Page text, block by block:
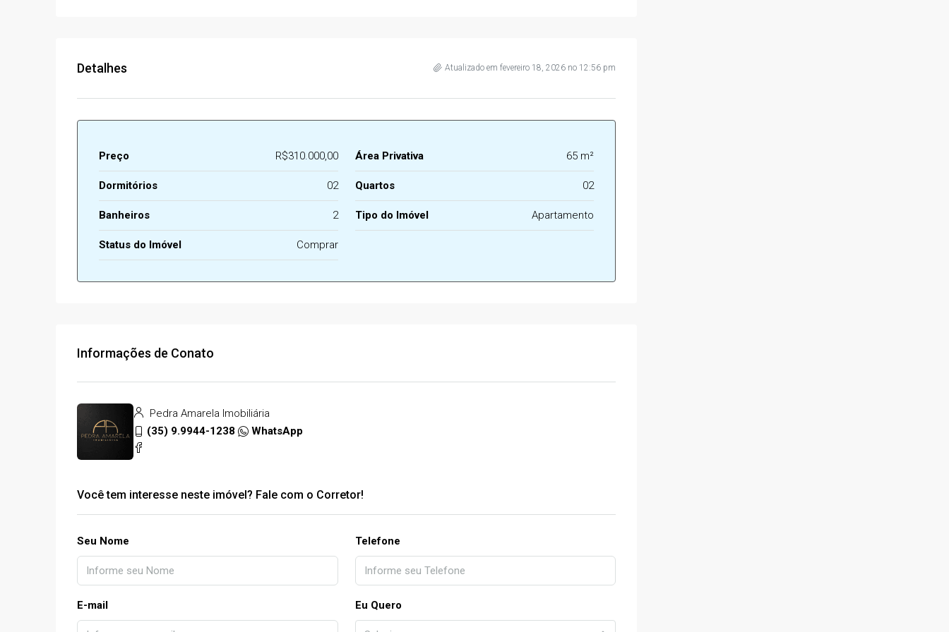
Detalhes Atualizado em fevereiro 18, 2026 no 12:56 pm
Preço R$310.000,00 Área Privativa 65 m²
Dormitórios 02 Quartos 02
Banheiros 2 Tipo do Imóvel Apartamento
Status do Imóvel Comprar
Informações de Conato
Pedra Amarela Imobiliária
(35) 9.9944-1238
WhatsApp
Você tem interesse neste imóvel? Fale com o Corretor!
Seu Nome Telefone
E-mail Eu Quero